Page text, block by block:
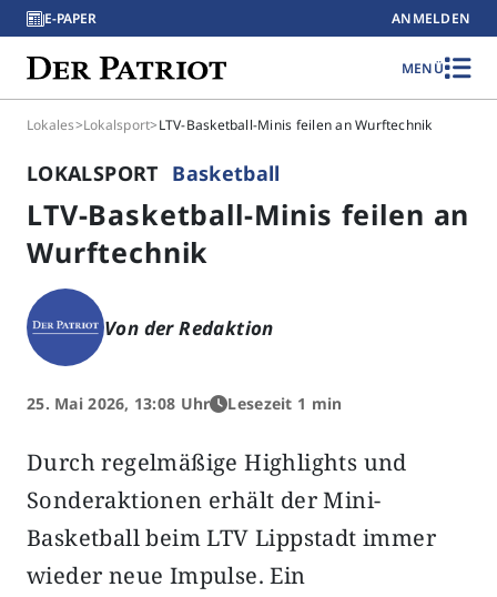
E-PAPER ANMELDEN
MENÜ
Lokales>Lokalsport>LTV-Basketball-Minis feilen an Wurftechnik
LOKALSPORT Basketball
LTV-Basketball-Minis feilen an
Wurftechnik
Von der Redaktion
25. Mai 2026, 13:08 Uhr Lesezeit 1 min
Durch regelmäßige Highlights und
Sonderaktionen erhält der Mini-
Basketball beim LTV Lippstadt immer
wieder neue Impulse. Ein